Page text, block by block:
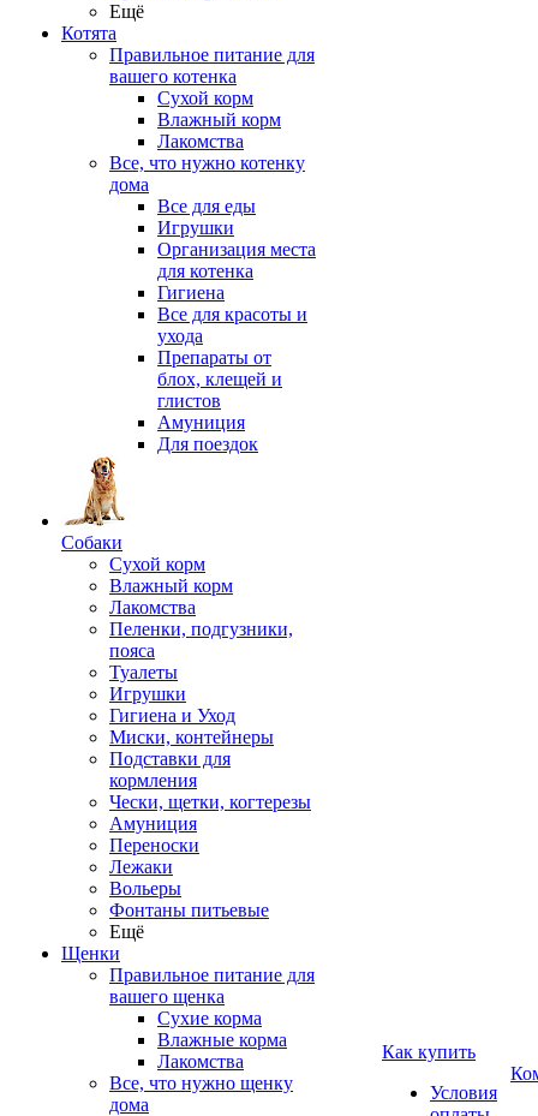
Ещё
Котята
Правильное питание для
вашего котенка
Сухой корм
Влажный корм
Лакомства
Все, что нужно котенку
дома
Все для еды
Игрушки
Организация места
для котенка
Гигиена
Все для красоты и
ухода
Препараты от
блох, клещей и
глистов
Амуниция
Для поездок
Собаки
Сухой корм
Влажный корм
Лакомства
Пеленки, подгузники,
пояса
Туалеты
Игрушки
Гигиена и Уход
Миски, контейнеры
Подставки для
кормления
Чески, щетки, когтерезы
Амуниция
Переноски
Лежаки
Вольеры
Фонтаны питьевые
Ещё
Щенки
Правильное питание для
вашего щенка
Сухие корма
Влажные корма
Лакомства
Все, что нужно щенку
дома
Как купить
Условия